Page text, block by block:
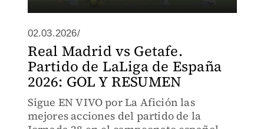
02.03.2026/
Real Madrid vs Getafe.
Partido de LaLiga de España
2026: GOL Y RESUMEN
Sigue EN VIVO por La Afición las
mejores acciones del partido de la